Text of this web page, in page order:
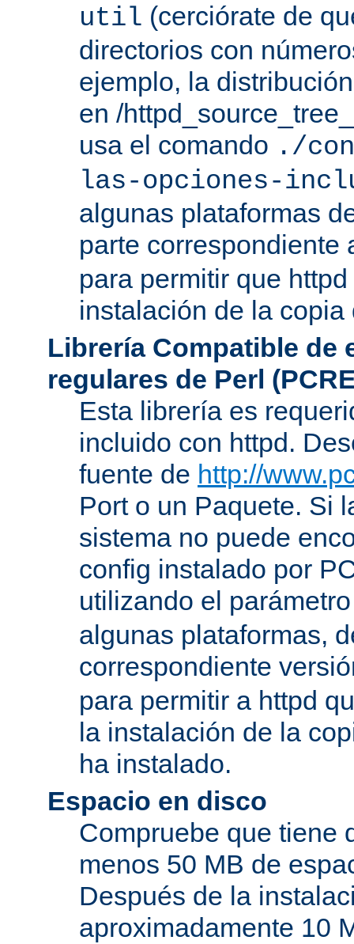
util (cerciórate de
directorios con
ejemplo, la
en /
usa el comando ./
las-opciones-
algunas plataformas
parte
para permitir que
instalación de la
Librería Compatible de
regulares de Perl
Esta librería es
incluido con httpd.
fuente de http://
Port o un Paquete. Si
sistema no puede
config instalado por
utilizando el parámetro
algunas plataformas,
correspondiente
para permitir a httpd
la instalación de la
ha instalado.
Espacio en disco
Compruebe que tiene
menos 50 MB de
Después de la
aproximadamente 10